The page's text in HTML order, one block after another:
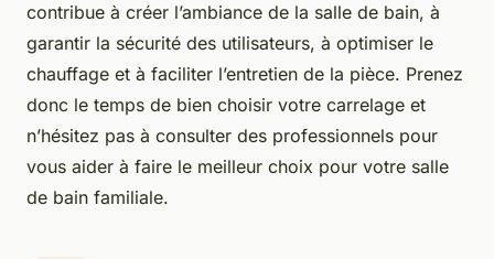
contribue à créer l’ambiance de la salle de bain, à
garantir la sécurité des utilisateurs, à optimiser le
chauffage et à faciliter l’entretien de la pièce. Prenez
donc le temps de bien choisir votre carrelage et
n’hésitez pas à consulter des professionnels pour
vous aider à faire le meilleur choix pour votre salle
de bain familiale.